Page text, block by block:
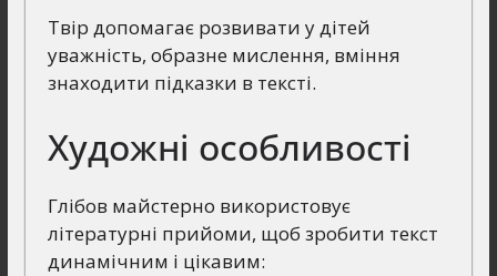
Твір допомагає розвивати у дітей
уважність, образне мислення, вміння
знаходити підказки в тексті.
Художні особливості
Глібов майстерно використовує
літературні прийоми, щоб зробити текст
динамічним і цікавим: